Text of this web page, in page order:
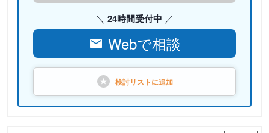
24時間受付中
Webで相談
検討リストに追加